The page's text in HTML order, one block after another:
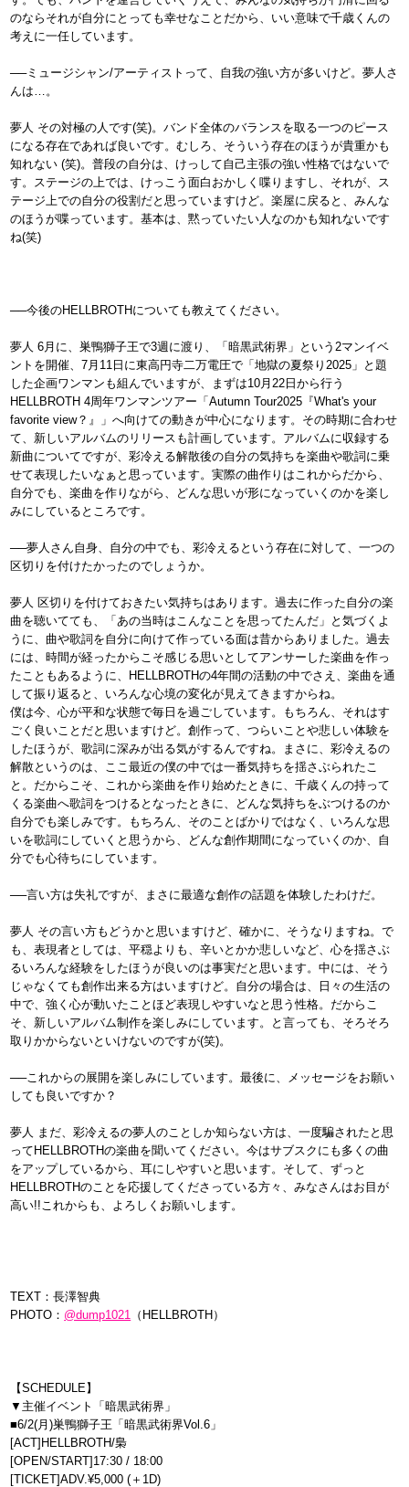
のならそれが自分にとっても幸せなことだから、いい意味で千歳くんの
考えに一任しています。
──ミュージシャン/アーティストって、自我の強い方が多いけど。夢人さ
んは…。
夢人 その対極の人です(笑)。バンド全体のバランスを取る一つのピース
になる存在であれば良いです。むしろ、そういう存在のほうが貴重かも
知れない (笑)。普段の自分は、けっして自己主張の強い性格ではないで
す。ステージの上では、けっこう面白おかしく喋りますし、それが、ス
テージ上での自分の役割だと思っていますけど。楽屋に戻ると、みんな
のほうが喋っています。基本は、黙っていたい人なのかも知れないです
ね(笑)
──今後のHELLBROTHについても教えてください。
夢人 6月に、巣鴨獅子王で3週に渡り、「暗黒武術界」という2マンイベ
ントを開催、7月11日に東高円寺二万電圧で「地獄の夏祭り2025」と題
した企画ワンマンも組んでいますが、まずは10月22日から行う
HELLBROTH 4周年ワンマンツアー「Autumn Tour2025『What's your
favorite view？』」へ向けての動きが中心になります。その時期に合わせ
て、新しいアルバムのリリースも計画しています。アルバムに収録する
新曲についてですが、彩冷える解散後の自分の気持ちを楽曲や歌詞に乗
せて表現したいなぁと思っています。実際の曲作りはこれからだから、
自分でも、楽曲を作りながら、どんな思いが形になっていくのかを楽し
みにしているところです。
──夢人さん自身、自分の中でも、彩冷えるという存在に対して、一つの
区切りを付けたかったのでしょうか。
夢人 区切りを付けておきたい気持ちはあります。過去に作った自分の楽
曲を聴いてても、「あの当時はこんなことを思ってたんだ」と気づくよ
うに、曲や歌詞を自分に向けて作っている面は昔からありました。過去
には、時間が経ったからこそ感じる思いとしてアンサーした楽曲を作っ
たこともあるように、HELLBROTHの4年間の活動の中でさえ、楽曲を通
して振り返ると、いろんな心境の変化が見えてきますからね。
僕は今、心が平和な状態で毎日を過ごしています。もちろん、それはす
ごく良いことだと思いますけど。創作って、つらいことや悲しい体験を
したほうが、歌詞に深みが出る気がするんですね。まさに、彩冷えるの
解散というのは、ここ最近の僕の中では一番気持ちを揺さぶられたこ
と。だからこそ、これから楽曲を作り始めたときに、千歳くんの持って
くる楽曲へ歌詞をつけるとなったときに、どんな気持ちをぶつけるのか
自分でも楽しみです。もちろん、そのことばかりではなく、いろんな思
いを歌詞にしていくと思うから、どんな創作期間になっていくのか、自
分でも心待ちにしています。
──言い方は失礼ですが、まさに最適な創作の話題を体験したわけだ。
夢人 その言い方もどうかと思いますけど、確かに、そうなりますね。で
も、表現者としては、平穏よりも、辛いとかか悲しいなど、心を揺さぶ
るいろんな経験をしたほうが良いのは事実だと思います。中には、そう
じゃなくても創作出来る方はいますけど。自分の場合は、日々の生活の
中で、強く心が動いたことほど表現しやすいなと思う性格。だからこ
そ、新しいアルバム制作を楽しみにしています。と言っても、そろそろ
取りかからないといけないのですが(笑)。
──これからの展開を楽しみにしています。最後に、メッセージをお願い
しても良いですか？
夢人 まだ、彩冷えるの夢人のことしか知らない方は、一度騙されたと思
ってHELLBROTHの楽曲を聞いてください。今はサブスクにも多くの曲
をアップしているから、耳にしやすいと思います。そして、ずっと
HELLBROTHのことを応援してくださっている方々、みなさんはお目が
高い!!これからも、よろしくお願いします。
TEXT：長澤智典
PHOTO： @dump1021 （HELLBROTH）
【SCHEDULE】
▼主催イベント「暗黒武術界」
■6/2(月)巣鴨獅子王「暗黒武術界Vol.6」
[ACT]HELLBROTH/梟
[OPEN/START]17:30 / 18:00
[TICKET]ADV.¥5,000 (＋1D)